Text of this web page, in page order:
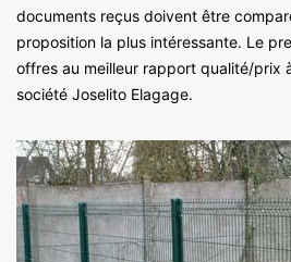
documents reçus doivent être
proposition la plus intéressante. Le
offres au meilleur rapport qualité/prix
société Joselito Elagage.